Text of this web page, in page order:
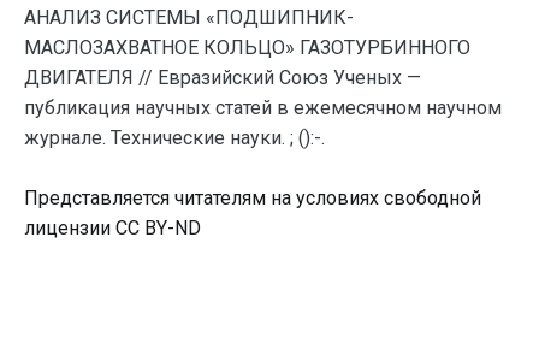
АНАЛИЗ СИСТЕМЫ «ПОДШИПНИК-
МАСЛОЗАХВАТНОЕ КОЛЬЦО» ГАЗОТУРБИННОГО
ДВИГАТЕЛЯ // Евразийский Союз Ученых —
публикация научных статей в ежемесячном научном
журнале. Технические науки. ; ():-.
Представляется читателям на условиях свободной
лицензии CC BY-ND